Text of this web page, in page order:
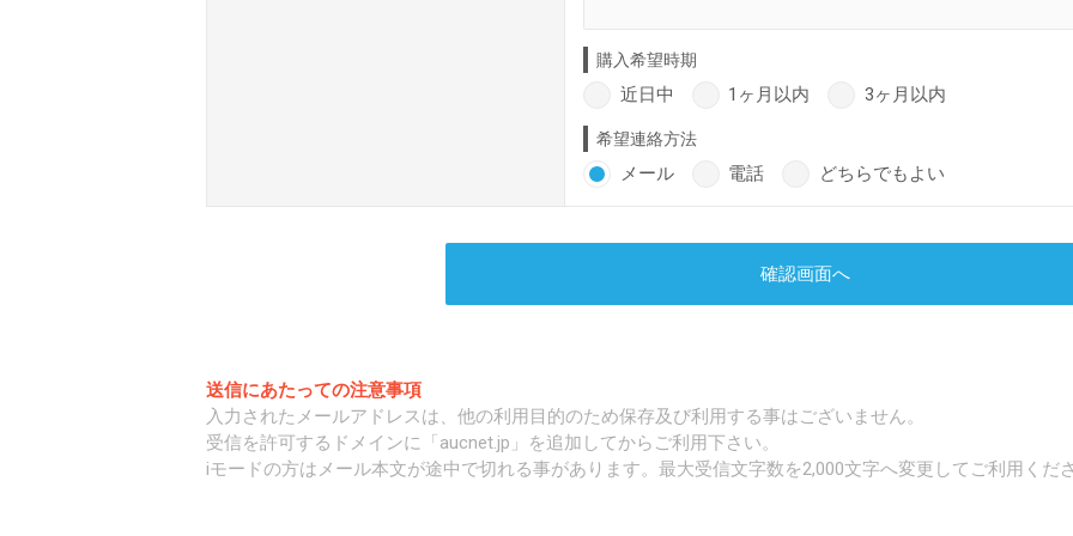
購入希望時期
近日中 1ヶ月以内 3ヶ月以内
希望連絡方法
メール 電話 どちらでもよい
確認画面へ
送信にあたっての注意事項
入力されたメールアドレスは、他の利用目的のため保存及び利用する事はございません。
受信を許可するドメインに「aucnet.jp」を追加してからご利用下さい。
iモードの方はメール本文が途中で切れる事があります。最大受信文字数を2,000文字へ変更してご利用くだ